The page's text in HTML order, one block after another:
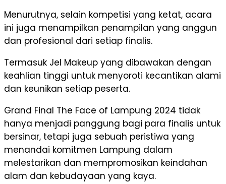
Menurutnya, selain kompetisi yang ketat, acara
ini juga menampilkan penampilan yang anggun
dan profesional dari setiap finalis.
Termasuk Jel Makeup yang dibawakan dengan
keahlian tinggi untuk menyoroti kecantikan alami
dan keunikan setiap peserta.
Grand Final The Face of Lampung 2024 tidak
hanya menjadi panggung bagi para finalis untuk
bersinar, tetapi juga sebuah peristiwa yang
menandai komitmen Lampung dalam
melestarikan dan mempromosikan keindahan
alam dan kebudayaan yang kaya.